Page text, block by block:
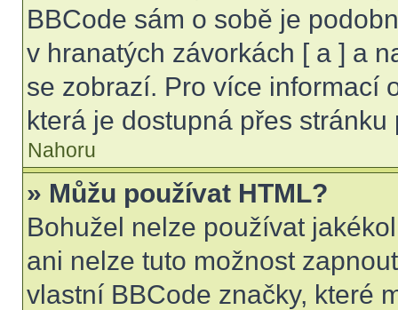
BBCode sám o sobě je
v hranatých závorkách [ a ] a
se zobrazí. Pro více informací
která je dostupná přes stránku
Nahoru
» Můžu používat HTML?
Bohužel nelze používat
ani nelze tuto možnost
vlastní BBCode značky, které